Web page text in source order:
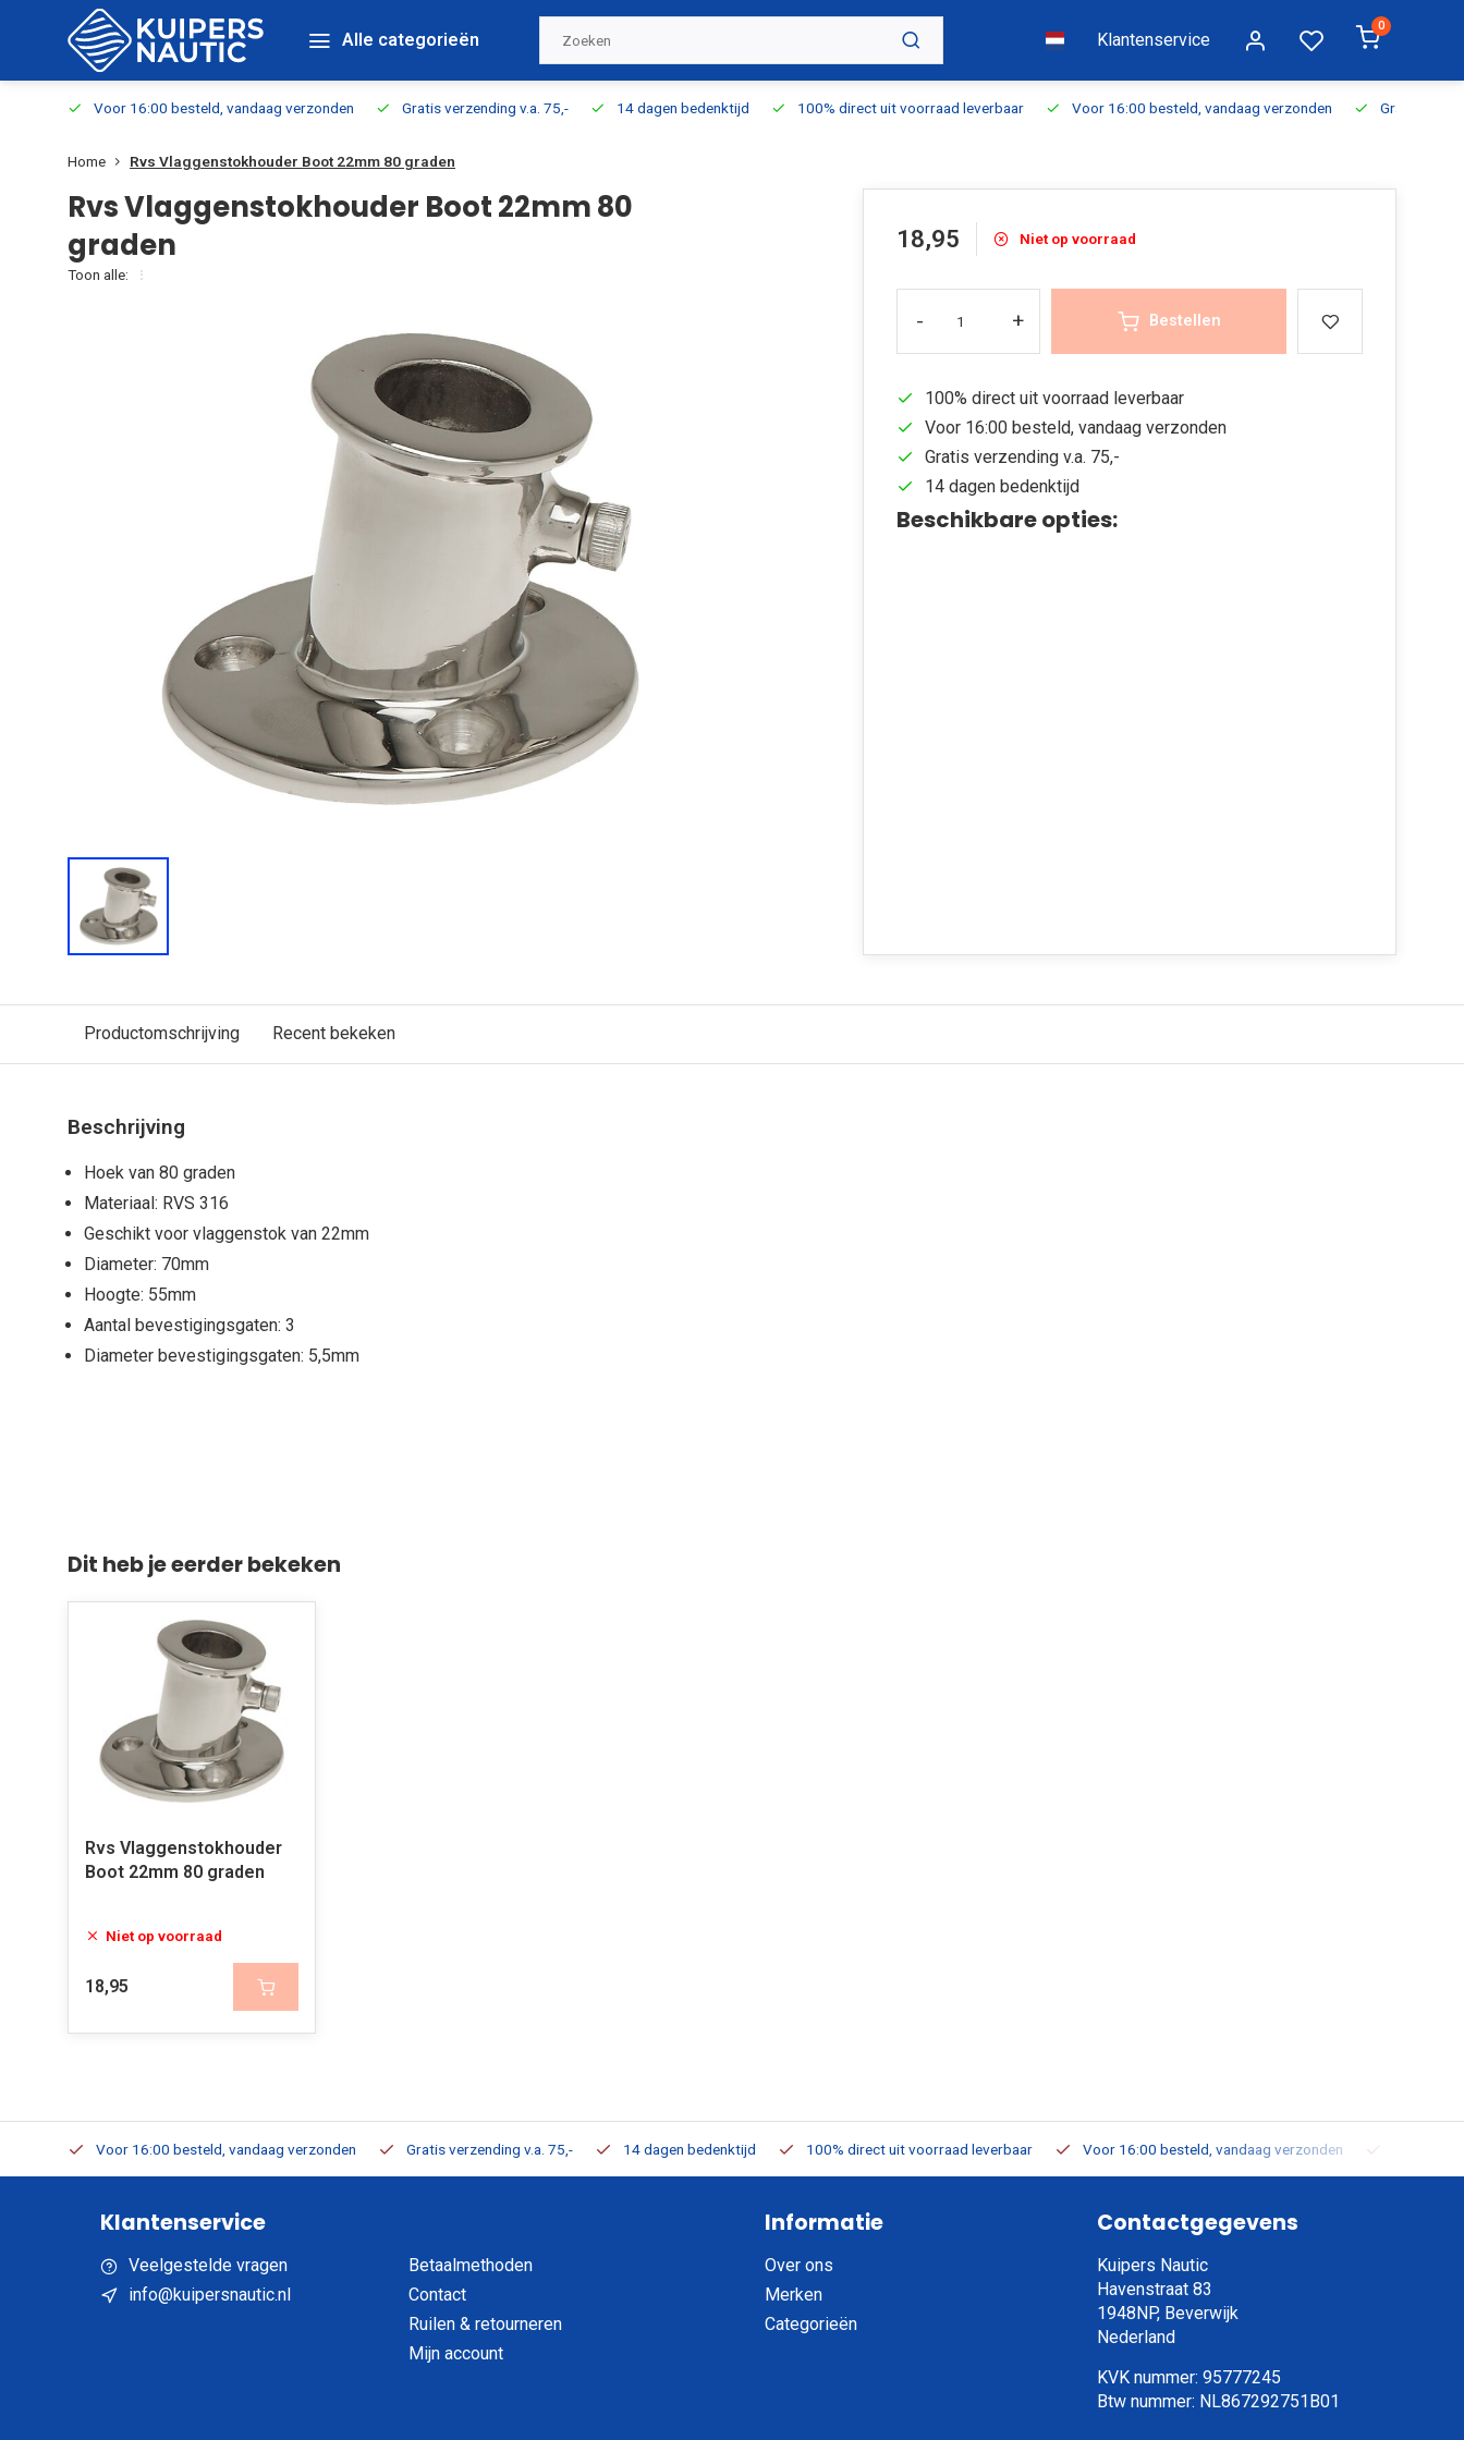
Alle categorieën Klantenservice
0
Voor 16:00 besteld, vandaag verzonden Gratis verzending v.a. 75,- 14 dagen bedenktijd 100% direct uit voorraad leverbaar Voor 16:00 besteld, vandaag verzonden Gratis
Home Rvs Vlaggenstokhouder Boot 22mm 80 graden
Rvs Vlaggenstokhouder Boot 22mm 80
graden
Toon alle:
18,95 Niet op voorraad
- + Bestellen
100% direct uit voorraad leverbaar
Voor 16:00 besteld, vandaag verzonden
Gratis verzending v.a. 75,-
14 dagen bedenktijd
Beschikbare opties:
Productomschrijving Recent bekeken
Beschrijving
Hoek van 80 graden
Materiaal: RVS 316
Geschikt voor vlaggenstok van 22mm
Diameter: 70mm
Hoogte: 55mm
Aantal bevestigingsgaten: 3
Diameter bevestigingsgaten: 5,5mm
Dit heb je eerder bekeken
Rvs Vlaggenstokhouder
Boot 22mm 80 graden
Niet op voorraad
18,95
Voor 16:00 besteld, vandaag verzonden Gratis verzending v.a. 75,- 14 dagen bedenktijd 100% direct uit voorraad leverbaar Voor 16:00 besteld, vandaag verzonden
Klantenservice
Veelgestelde vragen
info@kuipersnautic.nl
Betaalmethoden
Contact
Ruilen & retourneren
Mijn account
Informatie
Over ons
Merken
Categorieën
Contactgegevens
Kuipers Nautic
Havenstraat 83
1948NP, Beverwijk
Nederland
KVK nummer: 95777245
Btw nummer: NL867292751B01